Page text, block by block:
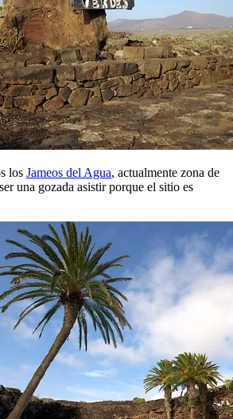
los Jameos del Agua, actualmente zona de
una gozada asistir porque el sitio es